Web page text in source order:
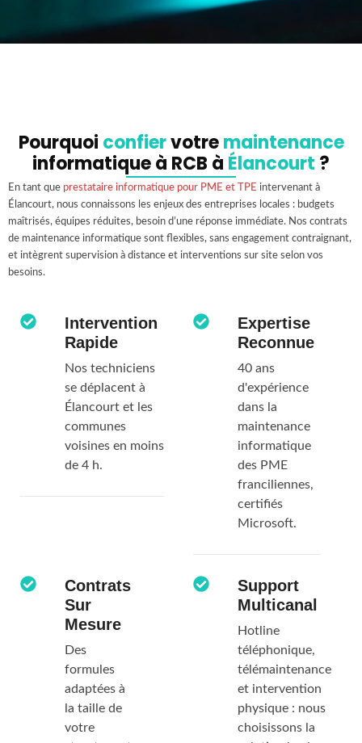
Pourquoi confiervotremaintenance
informatique à RCB à Élancourt ?
En tant que prestataire informatique pour PME et TPE intervenant à
Élancourt, nous connaissons les enjeux des entreprises locales : budgets
maîtrisés, équipes réduites, besoin d’une réponse immédiate. Nos contrats
de maintenance informatique sont flexibles, sans engagement contraignant,
et intègrent supervision à distance et interventions sur site selon vos
besoins.
Intervention
Rapide
Nos techniciens
se déplacent à
Élancourt et les
communes
voisines en moins
de 4 h.
Expertise
Reconnue
40 ans
d'expérience
dans la
maintenance
informatique
des PME
franciliennes,
certifiés
Microsoft.
Contrats
Sur
Mesure
Des
formules
adaptées à
la taille de
votre
Support
Multicanal
Hotline
téléphonique,
télémaintenance
et intervention
physique : nous
choisissons la